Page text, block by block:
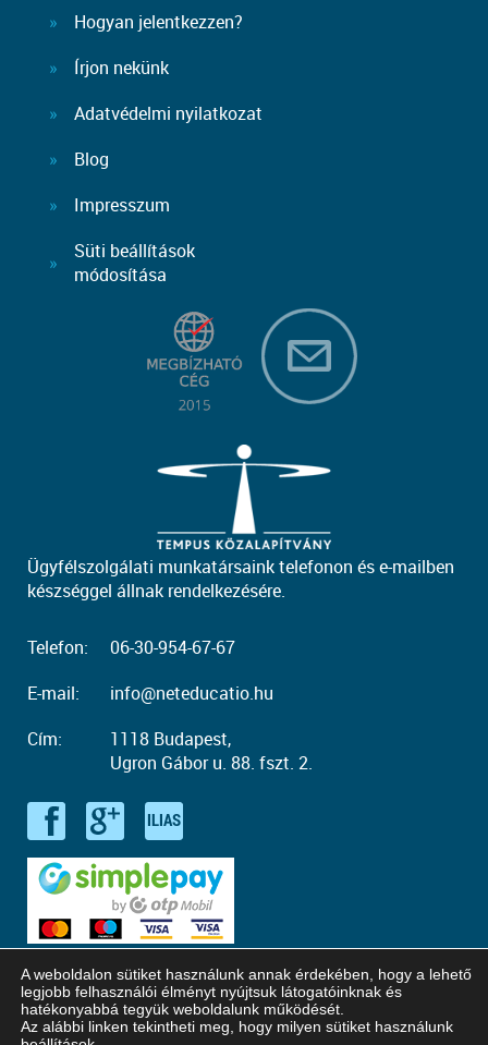
Hogyan jelentkezzen?
Írjon nekünk
Adatvédelmi nyilatkozat
Blog
Impresszum
Süti beállítások
módosítása
Ügyfélszolgálati munkatársaink telefonon és e-mailben
készséggel állnak rendelkezésére.
Telefon:
06-30-954-67-67
E-mail:
info@neteducatio.hu
Cím:
1118 Budapest,
Ugron Gábor u. 88. fszt. 2.
© Copyright 2016 - 2026. Neteducatio. Minden jog fenntartva!
A weboldalon sütiket használunk annak érdekében, hogy a lehető
legjobb felhasználói élményt nyújtsuk látogatóinknak és
hatékonyabbá tegyük weboldalunk működését.
Az alábbi linken tekintheti meg, hogy milyen sütiket használunk